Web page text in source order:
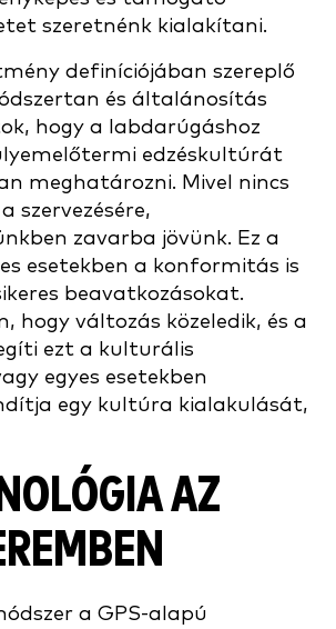
szeretnénk kialakítani.
definíciójában szereplő
és általánosítás
hogy a labdarúgáshoz
edzéskultúrát
meghatározni. Mivel nincs
szervezésére,
zavarba jövünk. Ez a
esetekben a konformitás is
beavatkozásokat.
hogy változás közeledik, és a
ezt a kulturális
egyes esetekben
egy kultúra kialakulását,
AZ
a GPS-alapú